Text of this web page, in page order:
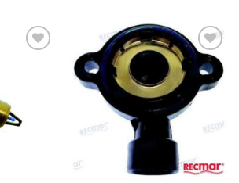
AJOUTER
À LA
LISTE
D’ENVIES